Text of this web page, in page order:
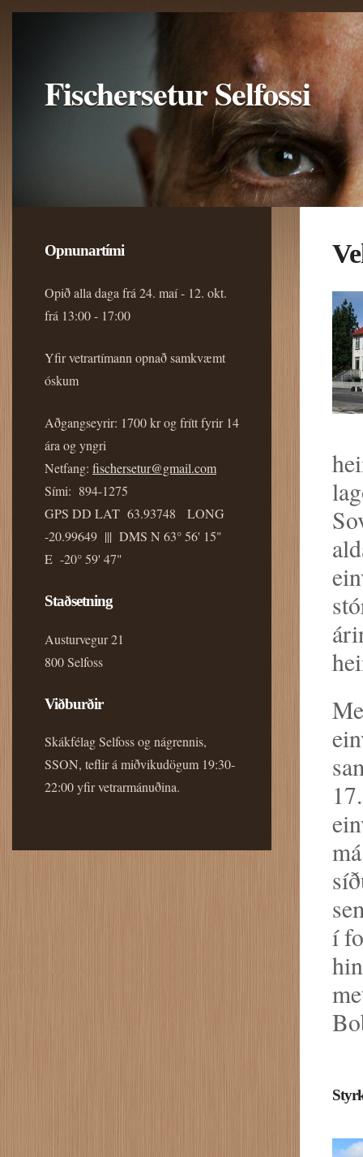
Fischersetur Selfossi
Opnunartími
Opið alla daga frá 24. maí - 12. okt.
frá 13:00 - 17:00
Yfir vetrartímann opnað samkvæmt
óskum
Aðgangseyrir: 1700 kr og frítt fyrir 14
ára og yngri
Netfang: fischersetur@gmail.com
Sími: 894-1275
GPS DD LAT 63.93748 LONG
-20.99649 ||| DMS N 63° 56' 15"
E -20° 59' 47"
Staðsetning
Austurvegur 21
800 Selfoss
Viðburðir
Skákfélag Selfoss og nágrennis,
SSON, teflir á miðvikudögum 19:30-
22:00 yfir vetrarmánuðina.
í